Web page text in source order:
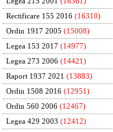
Rectificare 155 2016 (16310)
Ordin 1917 2005 (15008)
Legea 153 2017 (14977)
Legea 273 2006 (14421)
Raport 1937 2021 (13883)
Ordin 1508 2016 (12951)
Ordin 560 2006 (12467)
Legea 429 2003 (12412)